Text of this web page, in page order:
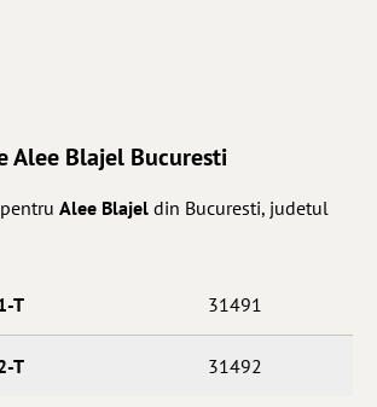
Alee Blajel Bucuresti
Alee Blajel din Bucuresti, judetul
T 31491
T 31492